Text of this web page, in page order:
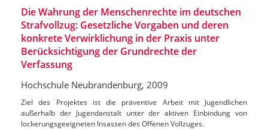
Die Wahrung der Menschenrechte im deutschen
Strafvollzug: Gesetzliche Vorgaben und deren
konkrete Verwirklichung in der Praxis unter
Berücksichtigung der Grundrechte der
Verfassung
Hochschule Neubrandenburg, 2009
Ziel des Projektes ist die präventive Arbeit mit Jugendlichen
außerhalb der Jugendanstalt unter der aktiven Einbindung von
lockerungsgeeigneten Insassen des Offenen Vollzuges.